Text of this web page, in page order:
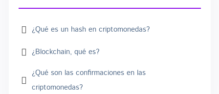
¿Qué es un hash en criptomonedas?
¿Blockchain, qué es?
¿Qué son las confirmaciones en las
criptomonedas?